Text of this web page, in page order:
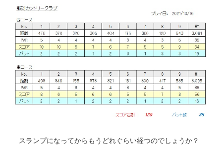
スランプになってからもうどれぐらい経つのでしょうか？